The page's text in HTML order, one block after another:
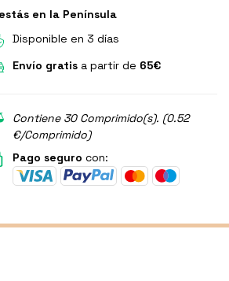
en la Península
Disponible en 3 días
Envío gratis a partir de 65€
Contiene 30 Comprimido(s). (0.52
€/Comprimido)
Pago seguro con: